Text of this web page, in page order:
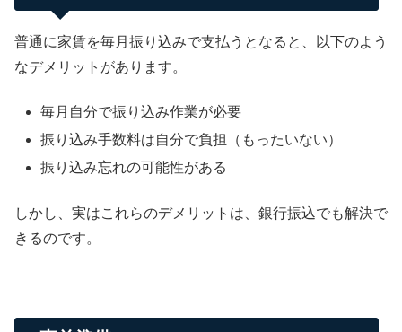
普通に家賃を毎月振り込みで支払うとなると、以下のよう
なデメリットがあります。
毎月自分で振り込み作業が必要
振り込み手数料は自分で負担（もったいない）
振り込み忘れの可能性がある
しかし、実はこれらのデメリットは、銀行振込でも解決で
きるのです。